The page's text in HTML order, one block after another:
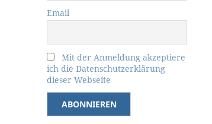
Email
Mit der Anmeldung akzeptiere
ich die Datenschutzerklärung
dieser Webseite